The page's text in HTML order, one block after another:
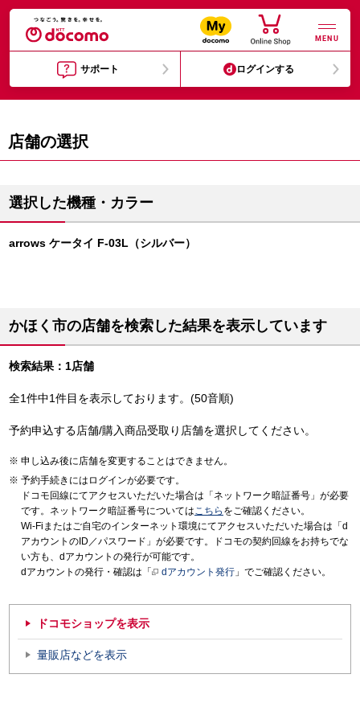
MENU
サポート ログインする
店舗の選択
選択した機種・カラー
arrows ケータイ F-03L（シルバー）
かほく市の店舗を検索した結果を表示しています
検索結果：1店舗
全1件中1件目を表示しております。(50音順)
予約申込する店舗/購入商品受取り店舗を選択してください。
申し込み後に店舗を変更することはできません。
予約手続きにはログインが必要です。
ドコモ回線にてアクセスいただいた場合は「ネットワーク暗証番号」が必要
です。ネットワーク暗証番号についてはこちら をご確認ください。
Wi-Fiまたはご自宅のインターネット環境にてアクセスいただいた場合は「d
アカウントのID／パスワード」が必要です。ドコモの契約回線をお持ちでな
い方も、dアカウントの発行が可能です。
dアカウントの発行・確認は「
dアカウント発行 」でご確認ください。
ドコモショップを表示
量販店などを表示